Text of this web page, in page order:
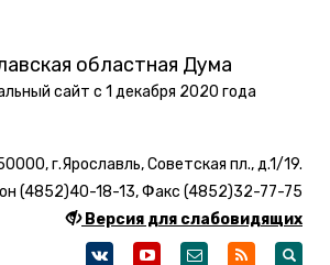
областная Дума
сайт с 1 декабря 2020 года
г.Ярославль, Советская пл., д.1/19.
(4852)40-18-13, Факс (4852)32-77-75
Версия для слабовидящих